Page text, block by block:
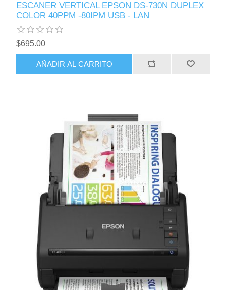
ESCANER VERTICAL EPSON DS-730N DUPLEX
COLOR 40PPM -80IPM USB - LAN
$695.00
AÑADIR AL CARRITO